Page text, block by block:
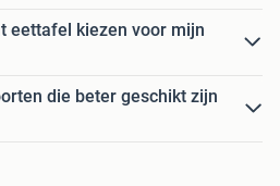
eettafel kiezen voor mijn
die beter geschikt zijn